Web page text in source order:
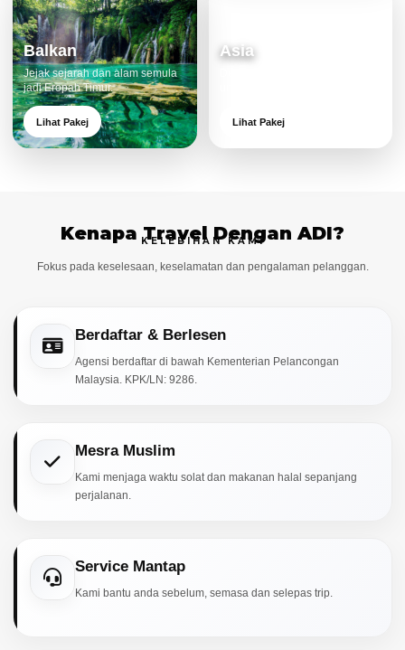
Balkan
Jejak sejarah dan alam semula
jadi Eropah Timur.
Lihat Pakej
Asia
Lihat Pakej
KELEBIHAN KAMI
Kenapa Travel Dengan ADI?
Fokus pada keselesaan, keselamatan dan pengalaman pelanggan.
Berdaftar & Berlesen
Agensi berdaftar di bawah Kementerian Pelancongan
Malaysia. KPK/LN: 9286.
Mesra Muslim
Kami menjaga waktu solat dan makanan halal sepanjang
perjalanan.
Service Mantap
Kami bantu anda sebelum, semasa dan selepas trip.